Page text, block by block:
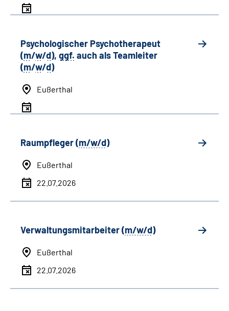
Psychologischer Psychotherapeut
(m/w/d), ggf. auch alsTeamleiter
(m/w/d)
Eußerthal
Raumpfleger (m/w/d)
Eußerthal
22.07.2026
Verwaltungsmitarbeiter (m/w/d)
Eußerthal
22.07.2026